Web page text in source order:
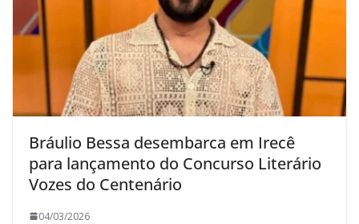
Bráulio Bessa desembarca em Irecê
para lançamento do Concurso Literário
Vozes do Centenário
04/03/2026